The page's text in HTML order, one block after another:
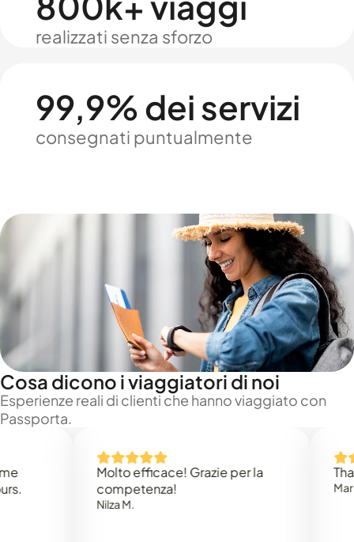
realizzati senza sforzo
99,9% dei servizi
consegnati puntualmente
Cosa dicono i viaggiatori di noi
Esperienze reali di clienti che hanno viaggiato con
Passporta.
Molto efficace! Grazie per la
competenza!
Nilza M.
Thank
Mark N.